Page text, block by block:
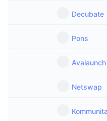
Decubate
Pons
Avalaunch
Netswap